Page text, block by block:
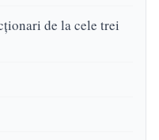
de la cele trei